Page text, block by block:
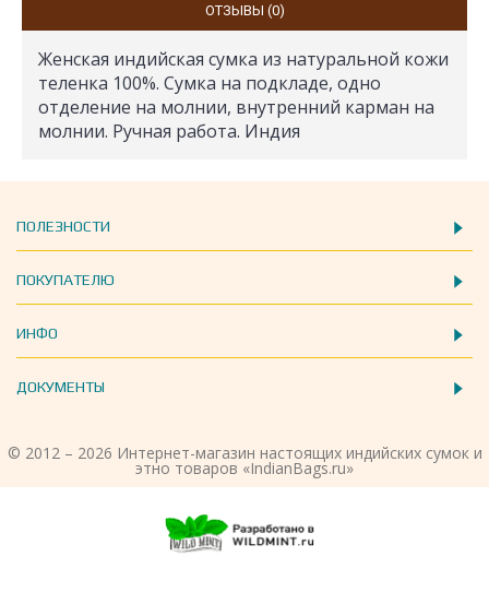
ОТЗЫВЫ (0)
Женская индийская сумка из натуральной кожи
теленка 100%. Сумка на подкладе, одно
отделение на молнии, внутренний карман на
молнии. Ручная работа. Индия
ПОЛЕЗНОСТИ
ПОКУПАТЕЛЮ
ИНФО
ДОКУМЕНТЫ
© 2012 – 2026 Интернет-магазин настоящих индийских сумок и
этно товаров «IndianBags.ru»